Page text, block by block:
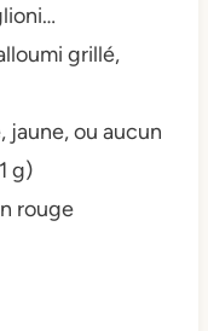
grillé,
ou aucun
g)
rouge